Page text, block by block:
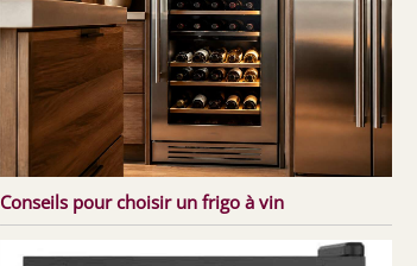
Conseils pour choisir un frigo à vin